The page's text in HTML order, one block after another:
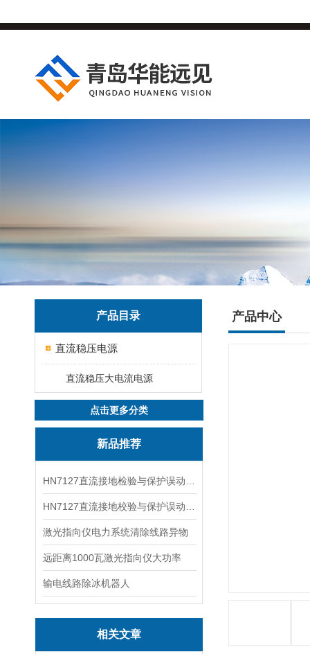
产品目录
直流稳压电源
直流稳压大电流电源
点击更多分类
新品推荐
激光指向仪电力系统清除线路异物
远距离1000瓦激光指向仪大功率
输电线路除冰机器人
相关文章
产品中心